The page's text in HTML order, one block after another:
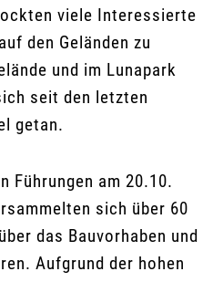
viele Interessierte
den Geländen zu
und im Lunapark
seit den letzten
getan.
Führungen am 20.10.
sich über 60
das Bauvorhaben und
Aufgrund der hohen